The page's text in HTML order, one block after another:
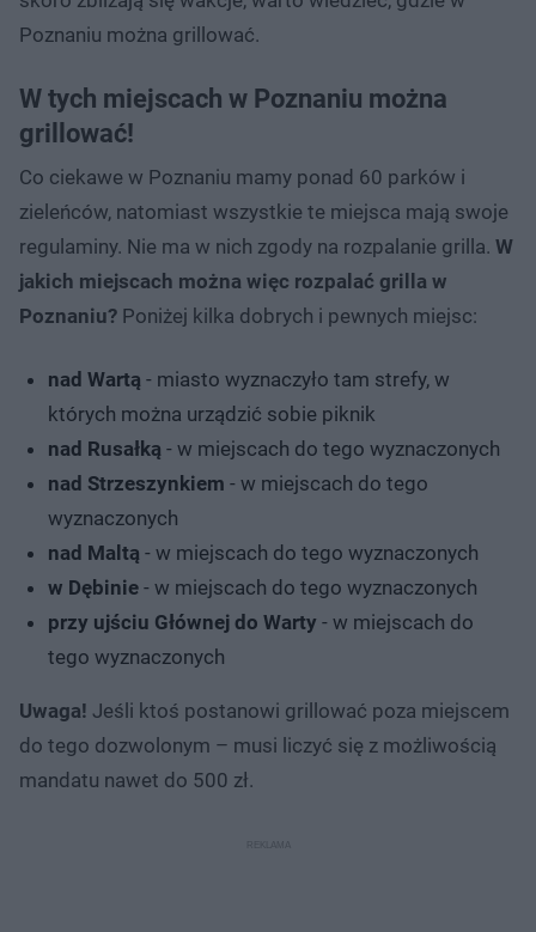
Poznaniu można grillować.
W tych miejscach w Poznaniu można
grillować!
Co ciekawe w Poznaniu mamy ponad 60 parków i
zieleńców, natomiast wszystkie te miejsca mają swoje
regulaminy. Nie ma w nich zgody na rozpalanie grilla. W
jakich miejscach można więc rozpalać grilla w
Poznaniu? Poniżej kilka dobrych i pewnych miejsc:
nad Wartą - miasto wyznaczyło tam strefy, w
których można urządzić sobie piknik
nad Rusałką - w miejscach do tego wyznaczonych
nad Strzeszynkiem - w miejscach do tego
wyznaczonych
nad Maltą - w miejscach do tego wyznaczonych
w Dębinie - w miejscach do tego wyznaczonych
przy ujściu Głównej do Warty - w miejscach do
tego wyznaczonych
Uwaga! Jeśli ktoś postanowi grillować poza miejscem
do tego dozwolonym – musi liczyć się z możliwością
mandatu nawet do 500 zł.